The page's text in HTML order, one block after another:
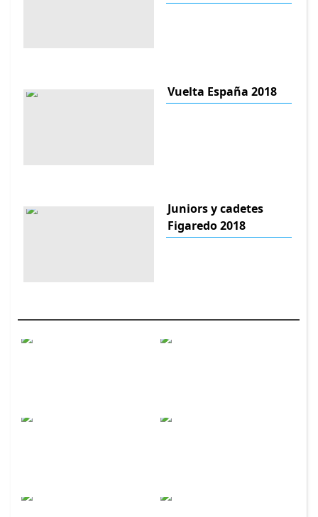
Vuelta España 2018
Juniors y cadetes
Figaredo 2018